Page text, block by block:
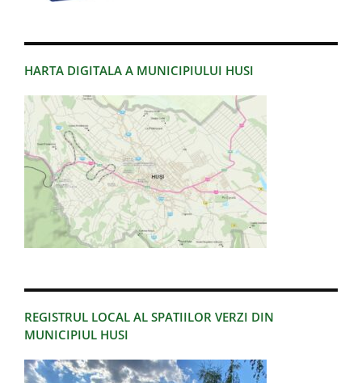
HARTA DIGITALA A MUNICIPIULUI HUSI
REGISTRUL LOCAL AL SPATIILOR VERZI DIN
MUNICIPIUL HUSI